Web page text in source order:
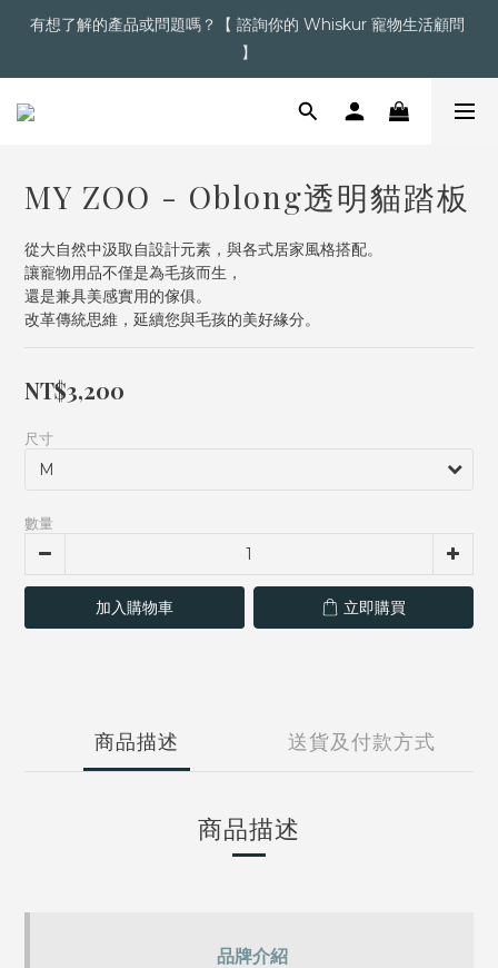
超商滿＄1,200  /  宅配滿＄2,000 即享免運
有想了解的產品或問題嗎？【 諮詢你的 Whiskur 寵物生活顧問
】
【點擊】加入會員送購物金
超商滿＄1,200  /  宅配滿＄2,000 即享免運
MY ZOO - Oblong透明貓踏板
從大自然中汲取自設計元素，與各式居家風格搭配。
讓寵物用品不僅是為毛孩而生，
還是兼具美感實用的傢俱。
改革傳統思維，延續您與毛孩的美好緣分。
NT$3,200
尺寸
數量
加入購物車 立即購買
商品描述 送貨及付款方式
商品描述
品牌介紹